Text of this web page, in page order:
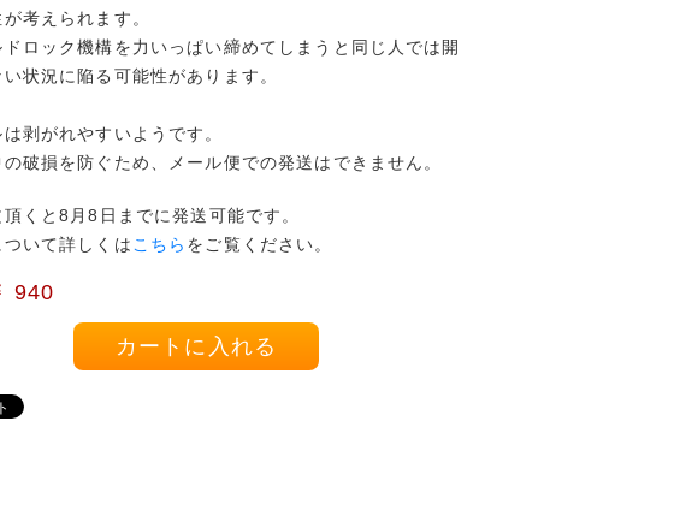
考えられます。
ロック機構を力いっぱい締めてしまうと同じ人では開
状況に陥る可能性があります。
剥がれやすいようです。
破損を防ぐため、メール便での発送はできません。
くと8月8日までに発送可能です。
いて詳しくは こちら をご覧ください。
940
カートに入れる